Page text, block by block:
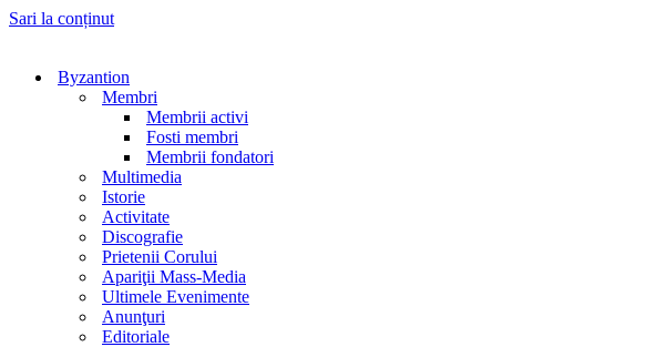
Sari la conținut
Byzantion
Membri
Membrii activi
Fosti membri
Membrii fondatori
Multimedia
Istorie
Activitate
Discografie
Prietenii Corului
Apariţii Mass-Media
Ultimele Evenimente
Anunţuri
Editoriale